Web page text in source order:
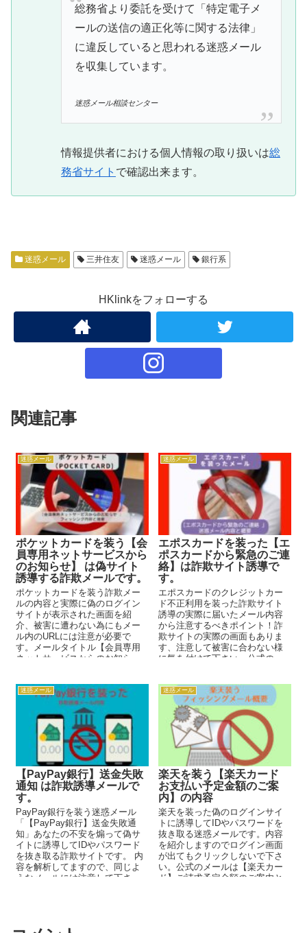
総務省より委託を受けて「特定電子メ
ールの送信の適正化等に関する法律」
に違反していると思われる迷惑メール
を収集しています。
迷惑メール相談センター
情報提供者における個人情報の取り扱いは総
務省サイト で確認出来ます。
迷惑メール 三井住友 迷惑メール 銀行系
HKlinkをフォローする
関連記事
迷惑メール
ポケットカードを装う【会
員専用ネットサービスから
のお知らせ】 は偽サイト
誘導する詐欺メールです。
ポケットカードを装う詐欺メー
ルの内容と実際に偽のログイン
サイトが表示された画面を紹
介、被害に遭わない為にもメー
ル内のURLには注意が必要で
す。メールタイトル【会員専用
ネットサービスからのお知ら
迷惑メール
エポスカードを装った【エ
ポスカードから緊急のご連
絡】は詐欺サイト誘導で
す。
エポスカードのクレジットカー
ド不正利用を装った詐欺サイト
誘導の実際に届いたメール内容
から注意するべきポイント！詐
欺サイトの実際の画面もありま
す、注意して被害に合わない様
に気を付けて下さい。公式の
迷惑メール
【PayPay銀行】送金失敗
通知 は詐欺誘導メールで
す。
PayPay銀行を装う迷惑メール
「【PayPay銀行】送金失敗通
知」あなたの不安を煽って偽サ
イトに誘導してIDやパスワード
を抜き取る詐欺サイトです。 内
容を解析してますので、同じよ
うなメールには注意して下さ
迷惑メール
楽天を装う【楽天カード
お支払い予定金額のご案
内】の内容
楽天を装った偽のログインサイ
トに誘導してIDやパスワードを
抜き取る迷惑メールです。内容
を紹介しますのでログイン画面
が出てもクリックしないで下さ
い。公式のメールは【楽天カー
ド】ご請求予定金額のご案内と